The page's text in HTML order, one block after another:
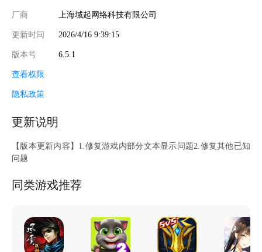
厂商 上海域起网络科技有限公司
更新时间 2026/4/16 9:39:15
版本号 6.5.1
查看权限
隐私政策
更新说明
【版本更新内容】1.修复游戏内部分文本显示问题2.修复其他已知
问题
同类游戏推荐